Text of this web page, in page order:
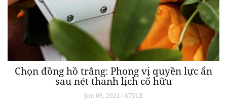
Chọn đồng hồ trắng: Phong vị quyền lực ẩn
sau nét thanh lịch cố hữu
Jun 09, 2021 / STYLE